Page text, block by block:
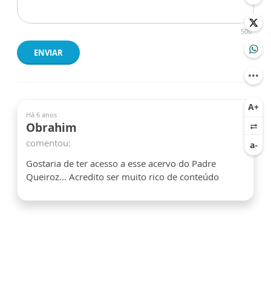
500
ENVIAR
Há 6 anos
Obrahim
comentou:
Gostaria de ter acesso a esse acervo do Padre
Queiroz... Acredito ser muito rico de conteúdo